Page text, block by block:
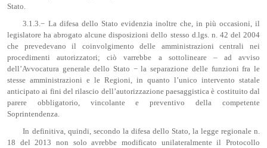
Stato.
3.1.3.− La difesa dello Stato evidenzia inoltre che, in più occasioni, il
legislatore ha abrogato alcune disposizioni dello stesso d.lgs. n. 42 del 2004
che prevedevano il coinvolgimento delle amministrazioni centrali nei
procedimenti autorizzatori; ciò varrebbe a sottolineare – ad avviso
dell’Avvocatura generale dello Stato − la separazione delle funzioni fra le
stesse amministrazioni e le Regioni, in quanto l’unico intervento statale
anticipato ai fini del rilascio dell’autorizzazione paesaggistica è costituito dal
parere obbligatorio, vincolante e preventivo della competente
Soprintendenza.
In definitiva, quindi, secondo la difesa dello Stato, la legge regionale n.
18 del 2013 non solo avrebbe modificato unilateralmente il Protocollo